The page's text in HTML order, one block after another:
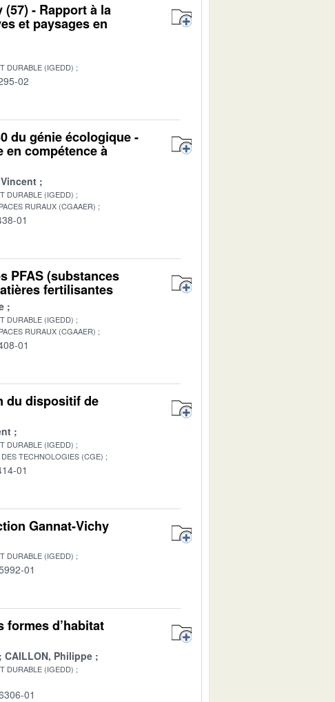
- Rapport à la
et paysages en
DURABLE (IGEDD)
02
du génie écologique -
en compétence à
Vincent
DURABLE (IGEDD)
RURAUX (CGAAER)
01
PFAS (substances
fertilisantes
DURABLE (IGEDD)
RURAUX (CGAAER)
01
du dispositif de
DURABLE (IGEDD)
TECHNOLOGIES (CGE)
01
Gannat-Vichy
DURABLE (IGEDD)
01
d’habitat
CAILLON, Philippe
DURABLE (IGEDD)
01